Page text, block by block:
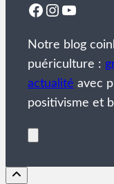
Facebook
Instagram
YouTube
Notre blog
puériculture :
actualité avec
positivisme et